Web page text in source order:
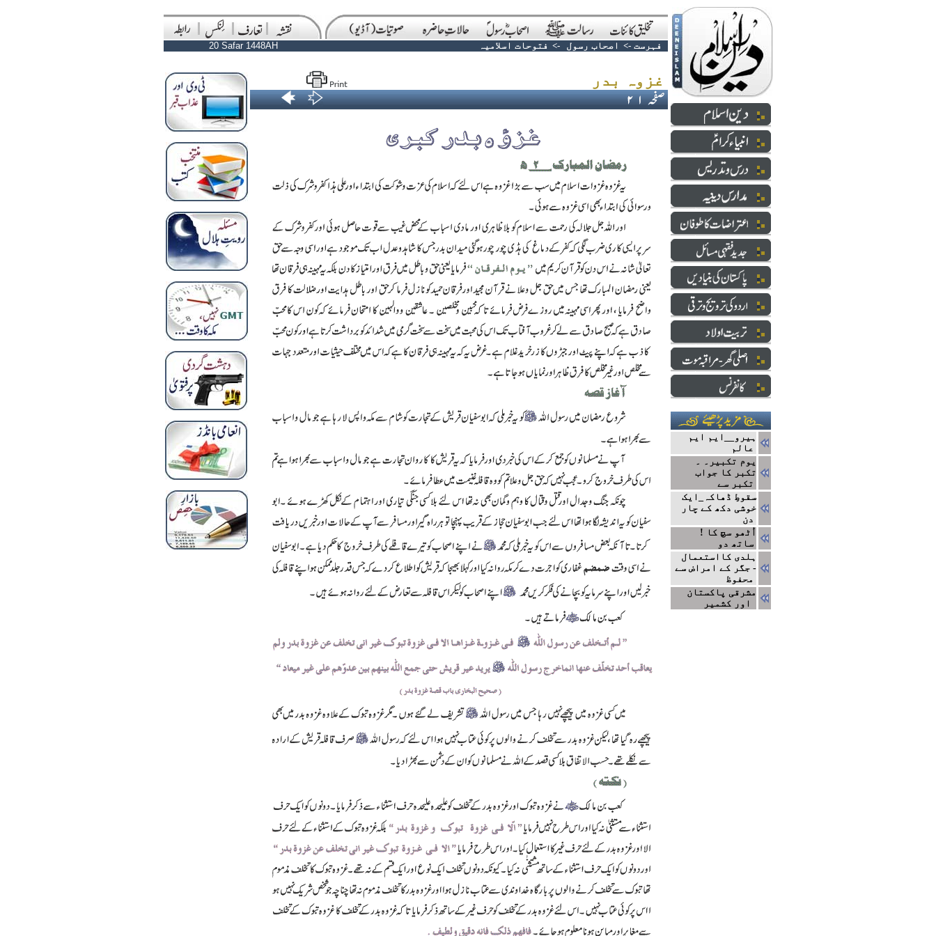
20 Safar 1448AH فہرست -> اصحاب رسول -> فتوحات اسلامیہ
ہیرو__ایم ایم
عالم
یوم تکبیر۔ ۔
تکبر کا جواب
تکبر سے
سقوطِ ڈھاکہ_ایک
خوشی دکھ کے چار
دن
! اُٹھو سچ کا
ساتھ دو
ہلدی کااستعمال
- جگر کے امراض سے
محفوظ
مشرقی پاکستان